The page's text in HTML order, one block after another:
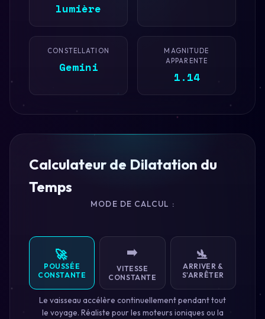
lumière
CONSTELLATION
Gemini
MAGNITUDE
APPARENTE
1.14
Calculateur de Dilatation du
Temps
MODE DE CALCUL :
🚀
POUSSÉE
CONSTANTE
➡️
VITESSE
CONSTANTE
🛬
ARRIVER &
S'ARRÊTER
Le vaisseau accélère continuellement pendant tout
le voyage. Réaliste pour les moteurs ioniques ou la